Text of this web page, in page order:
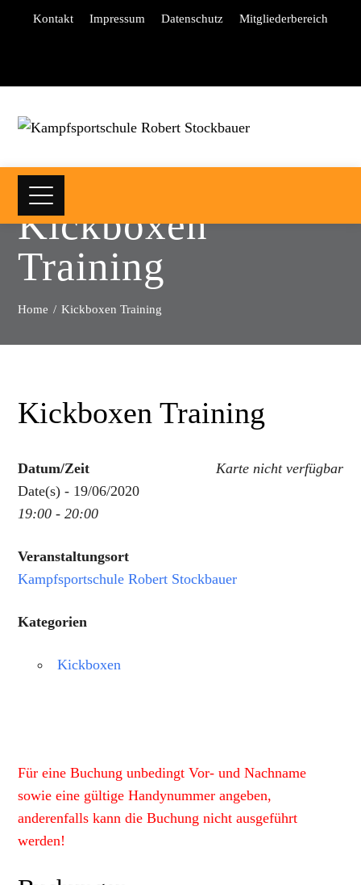
Kontakt Impressum Datenschutz Mitgliederbereich
Kickboxen
Training
Home Kickboxen Training
Kickboxen Training
Karte nicht verfügbar
Datum/Zeit
Date(s) - 19/06/2020
19:00 - 20:00
Veranstaltungsort
Kampfsportschule Robert Stockbauer
Kategorien
Kickboxen
Für eine Buchung unbedingt Vor- und Nachname
sowie eine gültige Handynummer angeben,
anderenfalls kann die Buchung nicht ausgeführt
werden!